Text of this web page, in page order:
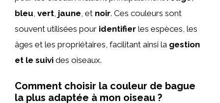
bleu vert jaune , et noir. Ces couleurs sont
souvent utilisées pour identifier les espèces, les
âges et les propriétaires, facilitant ainsi la gestion
et le suivi des oiseaux.
Comment choisir la couleur de bague
la plus adaptée à mon oiseau ?